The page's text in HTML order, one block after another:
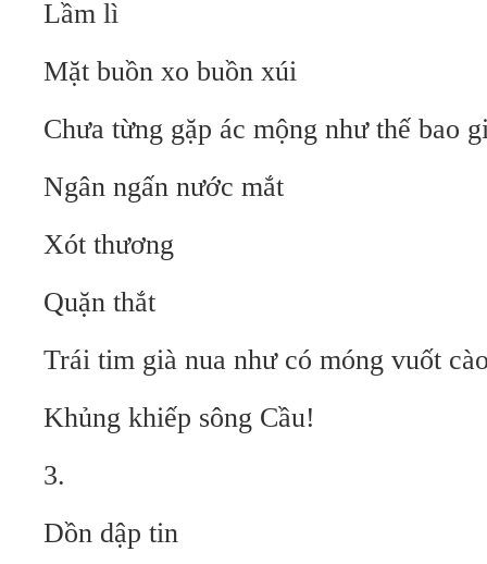
Lầm lì
Mặt buồn xo buồn xúi
Chưa từng gặp ác mộng như thế bao
Ngân ngấn nước mắt
Xót thương
Quặn thắt
Trái tim già nua như có móng vuốt
Khủng khiếp sông Cầu!
3.
Dồn dập tin